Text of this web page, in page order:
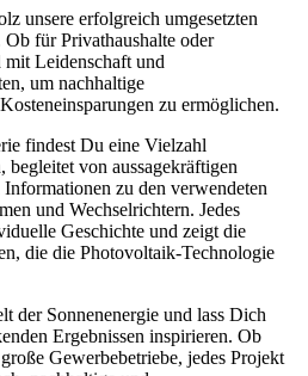
unsere erfolgreich umgesetzten
für Privathaushalte oder
Leidenschaft und
um nachhaltige
zu ermöglichen.
findest Du eine Vielzahl
begleitet von aussagekräftigen
zu den verwendeten
und Wechselrichtern. Jedes
Geschichte und zeigt die
die die Photovoltaik-Technologie
der Sonnenenergie und lass Dich
Ergebnissen inspirieren. Ob
Gewerbebetriebe, jedes Projekt